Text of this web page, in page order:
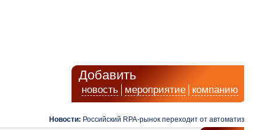
Добавить
новость мероприятие компанию
Новости: Российский RPA-рынок переходит от